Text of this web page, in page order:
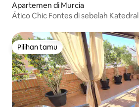
Apartemen di Murcia
Ático Chic Fontes di sebelah Katedral
Pilihan tamu
Pilihan tamu